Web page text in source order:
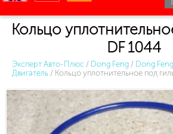
Кольцо
DF 1044
Эксперт Авто-Плюс / Dong Feng / Dong
Двигатель / Кольцо уплотнительное под